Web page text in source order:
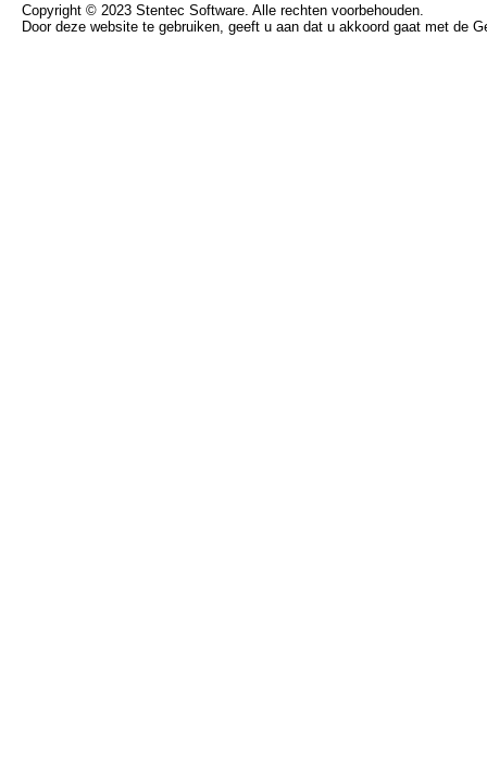
Copyright © 2023 Stentec Software. Alle rechten voorbehouden.
Door deze website te gebruiken, geeft u aan dat u akkoord gaat met de